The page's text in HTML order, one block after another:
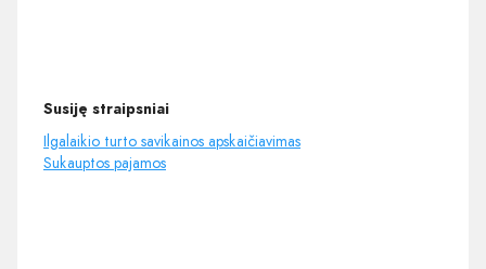
Susiję straipsniai
Ilgalaikio turto savikainos apskaičiavimas
Sukauptos pajamos